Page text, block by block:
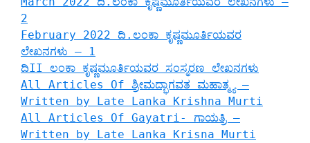
2
February 2022 ದಿ.ಲಂಕಾ ಕೃಷ್ಣಮೂರ್ತಿಯವರ
ಲೇಖನಗಳು – 1
ದಿII ಲಂಕಾ ಕೃಷ್ಣಮೂರ್ತಿಯವರ ಸಂಸ್ಮರಣ ಲೇಖನಗಳು
All Articles Of ಶ್ರೀಮದ್ಭಾಗವತ ಮಹಾತ್ಮ್ಯ –
Written by Late Lanka Krishna Murti
All Articles Of Gayatri- ಗಾಯತ್ರಿ –
Written by Late Lanka Krisna Murti